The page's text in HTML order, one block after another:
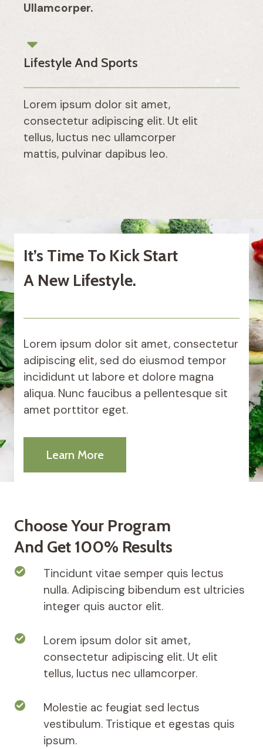
Ullamcorper.
Lifestyle And Sports
Lorem ipsum dolor sit amet,
consectetur adipiscing elit. Ut elit
tellus, luctus nec ullamcorper
mattis, pulvinar dapibus leo.
It’s Time To Kick Start
A New Lifestyle.
Lorem ipsum dolor sit amet, consectetur
adipiscing elit, sed do eiusmod tempor
incididunt ut labore et dolore magna
aliqua. Nunc faucibus a pellentesque sit
amet porttitor eget.
Learn More
Choose Your Program
And Get 100% Results
Tincidunt vitae semper quis lectus
nulla. Adipiscing bibendum est ultricies
integer quis auctor elit.
Lorem ipsum dolor sit amet,
consectetur adipiscing elit. Ut elit
tellus, luctus nec ullamcorper.
Molestie ac feugiat sed lectus
vestibulum. Tristique et egestas quis
ipsum.